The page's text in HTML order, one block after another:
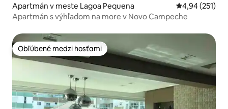
Apartmán v meste Lagoa Pequena Priemerné
4,94 (251)
Apartmán s výhľadom na more v Novo Campeche
Obľúbené medzi hosťami
Obľúbené medzi hosťami